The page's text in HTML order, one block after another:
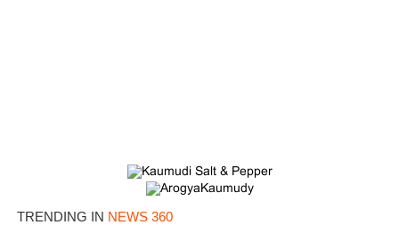
TRENDING IN NEWS 360